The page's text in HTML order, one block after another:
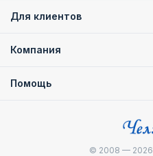
Для клиентов
Компания
Помощь
© 2008 — 2026